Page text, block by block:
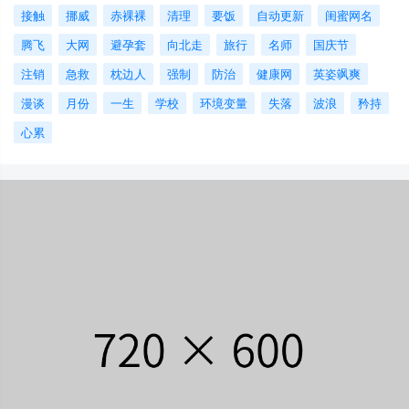
接触 挪威 赤裸裸 清理 要饭 自动更新
闺蜜网名
腾飞
大网 避孕套 向北走 旅行 名师
国庆节
注销
急救 枕边人 强制 防治 健康网
英姿飒爽
漫谈
月份 一生 学校 环境变量 失落 波浪
矜持
心累